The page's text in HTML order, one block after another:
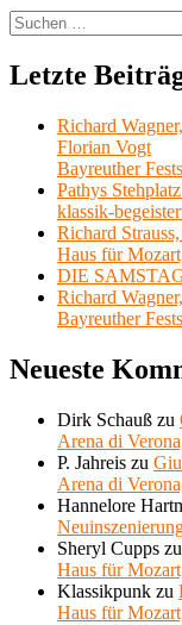
Suchen
nach:
Letzte
Richard
Florian Vogt
Bayreuther
Pathys
klassik-
Richard
Haus für
DIE
Richard
Bayreuther
Neueste
Dirk Schauß zu
Arena di
P. Jahreis zu
Arena di
Hannelore
Sheryl Cupps zu
Haus für
Klassikpunk zu
Haus für